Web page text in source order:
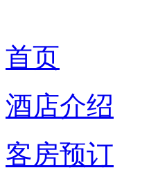
首页
酒店介绍
客房预订